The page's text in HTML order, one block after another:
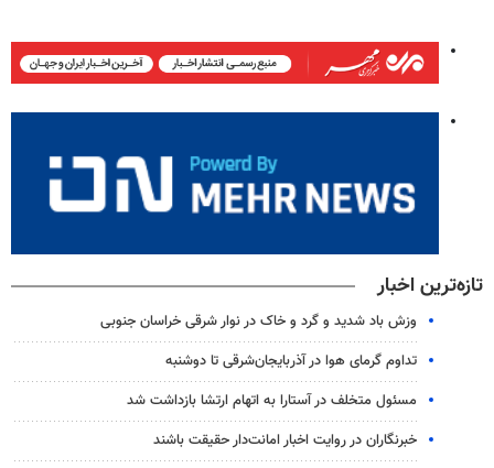
تازه‌ترین اخبار
وزش باد شدید و گرد و خاک در نوار شرقی خراسان جنوبی
تداوم گرمای هوا در آذربایجان‌شرقی تا دوشنبه
مسئول متخلف در آستارا به اتهام ارتشا بازداشت شد
خبرنگاران در روایت اخبار امانت‌دار حقیقت باشند